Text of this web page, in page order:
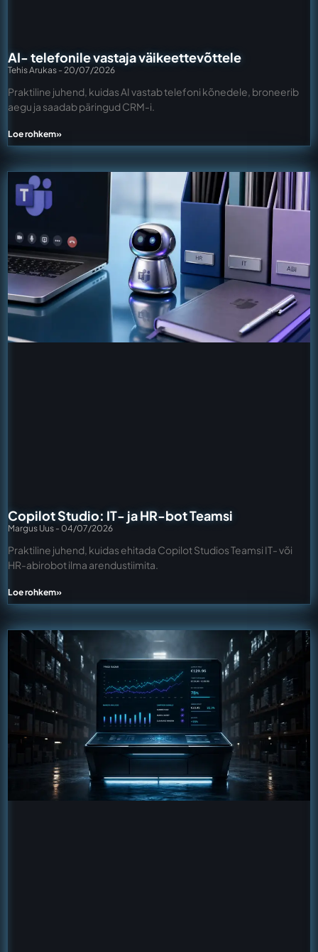
AI- telefonile vastaja väikeettevõttele
Tehis Arukas 20/07/2026
Praktiline juhend, kuidas AI vastab telefoni kõnedele, broneerib
aegu ja saadab päringud CRM-i.
Loe rohkem»
Copilot Studio: IT- ja HR-bot Teamsi
Margus Uus 04/07/2026
Praktiline juhend, kuidas ehitada Copilot Studios Teamsi IT- või
HR-abirobot ilma arendustiimita.
Loe rohkem»